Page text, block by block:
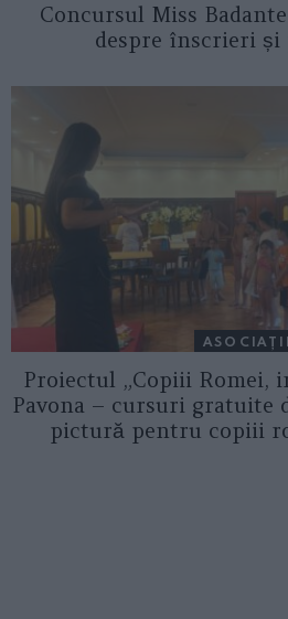
Concursul Miss
despre înscrieri și
ASOCIAŢII
Proiectul „Copiii Romei,
Pavona – cursuri gratuite
pictură pentru copiii